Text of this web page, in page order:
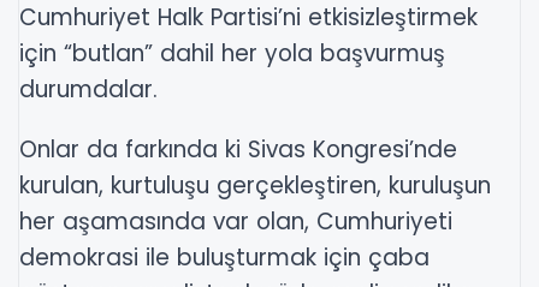
Cumhuriyet Halk Partisi’ni etkisizleştirmek
için “butlan” dahil her yola başvurmuş
durumdalar.
Onlar da farkında ki Sivas Kongresi’nde
kurulan, kurtuluşu gerçekleştiren, kuruluşun
her aşamasında var olan, Cumhuriyeti
demokrasi ile buluşturmak için çaba